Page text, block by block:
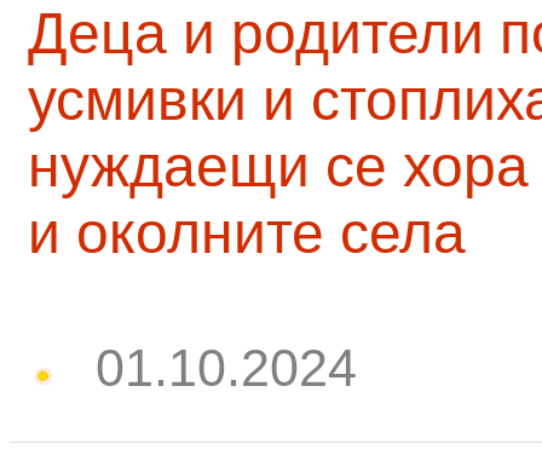
Деца и родители
усмивки и
нуждаещи се
и околните села
01.10.2024